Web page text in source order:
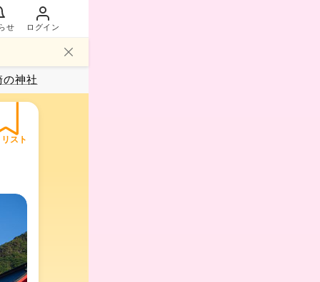
せ ログイン
の神社
スト